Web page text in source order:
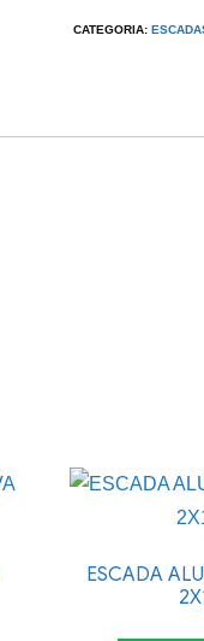
CATEGORIA:
ESCADA